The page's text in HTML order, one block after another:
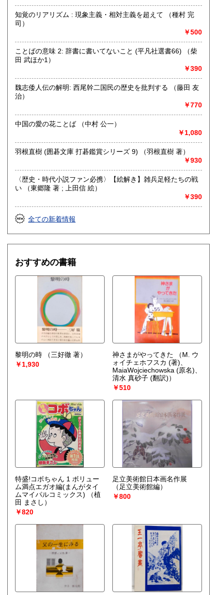
国書、サブカルチャー、古書一般（その他）
オールジャンル
知覚のリアリズム : 現象主義・相対主義を超えて （種村 完
司）
￥500
ことばの意味 2: 辞書に書いてないこと (平凡社選書66) （柴
田 武ほか1）
￥390
魏志倭人伝の解明: 西尾幹二国民の歴史を批判する （藤田 友
治）
￥770
中国の愛の花ことば （中村 公一）
￥1,080
羽根直樹 (囲碁文庫 打碁鑑賞シリーズ 9) （羽根直樹 著）
￥930
〈歴史・時代小説ファン必携〉【絵解き】雑兵足軽たちの戦
い （東郷隆 著 ; 上田信 絵）
￥390
全ての新着情報
おすすめの書籍
黎明の時
（三好徹 著）
￥1,930
神さまがやってきた
（M. ウ
ォイチェホフスカ (著)、
MaiaWojciechowska (原名)、
清水 真砂子 (翻訳)）
￥510
特盛!コボちゃん 1 ボリュー
ム満点エガオ編(まんがタイ
ムマイパルコミックス)
（植
田 まさし）
￥820
足立美術館日本画名作展
（足立美術館編）
￥800